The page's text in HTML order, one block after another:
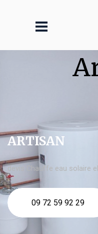
ARTISAN
devis Chauffe eau solaire
09 72 59 92 29